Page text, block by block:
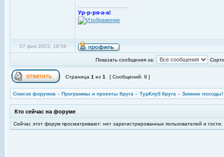
Ур-р-ря-а-а!
07 фев 2023, 18:58
Показать сообщения за:
Страница 1 из 1 [ Сообщений: 9 ]
Список форумов » Программы и проекты Круга » ТурКлуб Круга » Зимние походы!
Кто сейчас на форуме
Сейчас этот форум просматривают: нет зарегистрированных пользователей и гости: